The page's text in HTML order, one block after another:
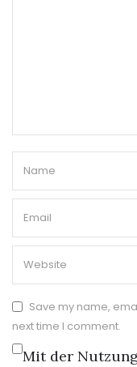
Save my name,
next time I comment.
Mit der